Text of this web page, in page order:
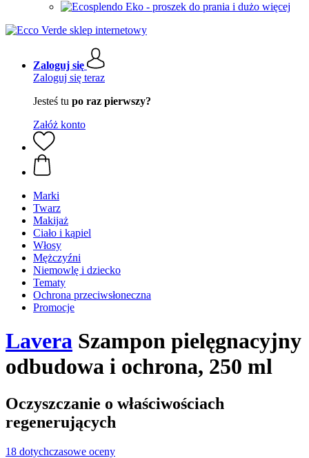
Eko - proszek do prania i dużo więcej
Zaloguj się
Zaloguj się teraz
Jesteś tu po raz pierwszy?
Załóż konto
Marki
Twarz
Makijaż
Ciało i kąpiel
Włosy
Mężczyźni
Niemowlę i dziecko
Tematy
Ochrona przeciwsłoneczna
Promocje
Lavera Szampon pielęgnacyjny
odbudowa i ochrona, 250 ml
Oczyszczanie o właściwościach
regenerujących
18 dotychczasowe oceny